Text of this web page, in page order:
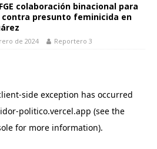
colaboración binacional para
contra presunto feminicida en
de 2024 Reportero 3